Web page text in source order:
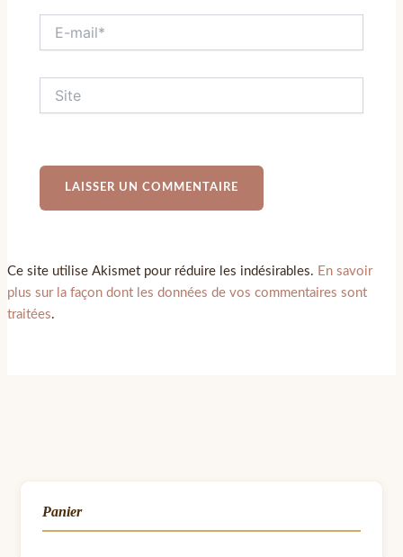
Ce site utilise Akismet pour réduire les indésirables. En savoir
plus sur la façon dont les données de vos commentaires sont
traitées.
Panier